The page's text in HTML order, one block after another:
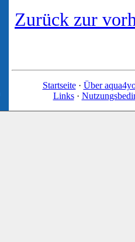
Zurück zur
Startseite· Über
Links·